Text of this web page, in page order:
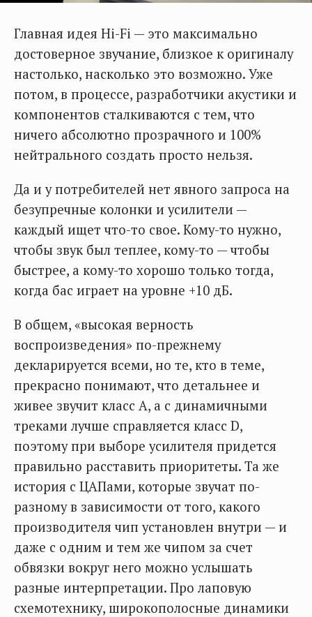
Главная идея Hi-Fi — это максимально
достоверное звучание, близкое к оригиналу
настолько, насколько это возможно. Уже
потом, в процессе, разработчики акустики и
компонентов сталкиваются с тем, что
ничего абсолютно прозрачного и 100%
нейтрального создать просто нельзя.
Да и у потребителей нет явного запроса на
безупречные колонки и усилители —
каждый ищет что-то свое. Кому-то нужно,
чтобы звук был теплее, кому-то — чтобы
быстрее, а кому-то хорошо только тогда,
когда бас играет на уровне +10 дБ.
В общем, «высокая верность
воспроизведения» по-прежнему
декларируется всеми, но те, кто в теме,
прекрасно понимают, что детальнее и
живее звучит класс А, а с динамичными
треками лучше справляется класс D,
поэтому при выборе усилителя придется
правильно расставить приоритеты. Та же
история с ЦАПами, которые звучат по-
разному в зависимости от того, какого
производителя чип установлен внутри — и
даже с одним и тем же чипом за счет
обвязки вокруг него можно услышать
разные интерпретации. Про лаповую
схемотехнику, широкополосные динамики